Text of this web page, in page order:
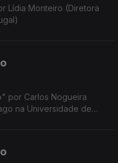
Lídia Monteiro (Diretora
por Carlos Nogueira
na Universidade de